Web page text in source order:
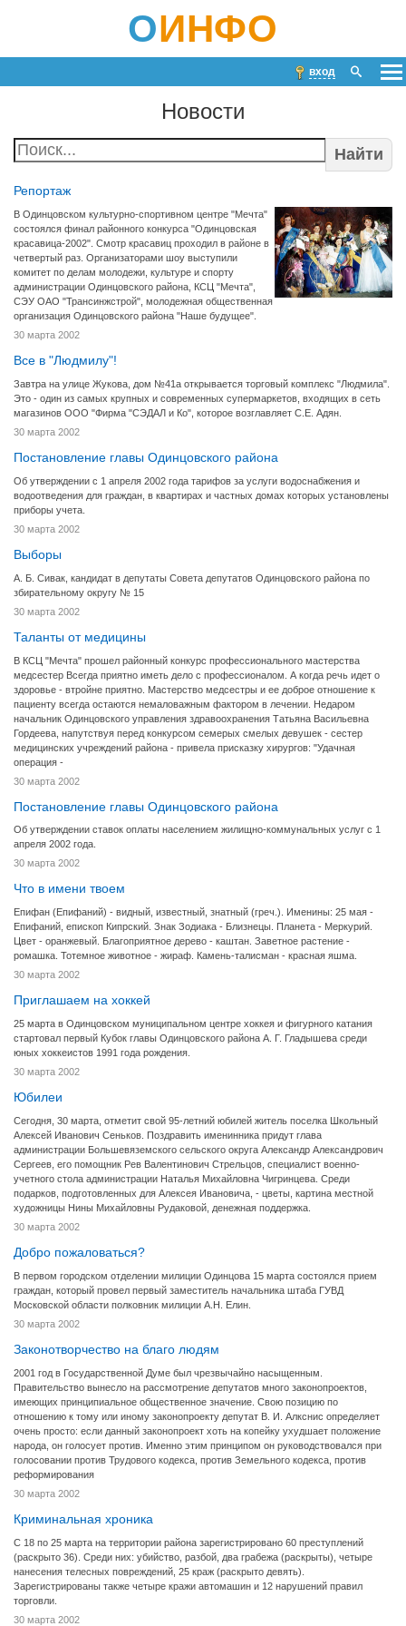
ОИНФО
вход
Новости
Найти
Репортаж
В Одинцовском культурно-спортивном центре "Мечта"
состоялся финал районного конкурса "Одинцовская
красавица-2002". Смотр красавиц проходил в районе в
четвертый раз. Организаторами шоу выступили
комитет по делам молодежи, культуре и спорту
администрации Одинцовского района, КСЦ "Мечта",
СЭУ ОАО "Трансинжстрой", молодежная общественная
организация Одинцовского района "Наше будущее".
30 марта 2002
Все в "Людмилу"!
Завтра на улице Жукова, дом №41а открывается торговый комплекс "Людмила".
Это - один из самых крупных и современных супермаркетов, входящих в сеть
магазинов ООО "Фирма "СЭДАЛ и Ко", которое возглавляет С.Е. Адян.
30 марта 2002
Постановление главы Одинцовского района
Об утверждении с 1 апреля 2002 года тарифов за услуги водоснабжения и
водоотведения для граждан, в квартирах и частных домах которых установлены
приборы учета.
30 марта 2002
Выборы
А. Б. Сивак, кандидат в депутаты Совета депутатов Одинцовского района по
збирательному округу № 15
30 марта 2002
Таланты от медицины
В КСЦ "Мечта" прошел районный конкурс профессионального мастерства
медсестер Всегда приятно иметь дело с профессионалом. А когда речь идет о
здоровье - втройне приятно. Мастерство медсестры и ее доброе отношение к
пациенту всегда остаются немаловажным фактором в лечении. Недаром
начальник Одинцовского управления здравоохранения Татьяна Васильевна
Гордеева, напутствуя перед конкурсом семерых смелых девушек - сестер
медицинских учреждений района - привела присказку хирургов: "Удачная
операция -
30 марта 2002
Постановление главы Одинцовского района
Об утверждении ставок оплаты населением жилищно-коммунальных услуг с 1
апреля 2002 года.
30 марта 2002
Что в имени твоем
Епифан (Епифаний) - видный, известный, знатный (греч.). Именины: 25 мая -
Епифаний, епископ Кипрский. Знак Зодиака - Близнецы. Планета - Меркурий.
Цвет - оранжевый. Благоприятное дерево - каштан. Заветное растение -
ромашка. Тотемное животное - жираф. Камень-талисман - красная яшма.
30 марта 2002
Приглашаем на хоккей
25 марта в Одинцовском муниципальном центре хоккея и фигурного катания
стартовал первый Кубок главы Одинцовского района А. Г. Гладышева среди
юных хоккеистов 1991 года рождения.
30 марта 2002
Юбилеи
Сегодня, 30 марта, отметит свой 95-летний юбилей житель поселка Школьный
Алексей Иванович Сеньков. Поздравить именинника придут глава
администрации Большевяземского сельского округа Александр Александрович
Сергеев, его помощник Рев Валентинович Стрельцов, специалист военно-
учетного стола администрации Наталья Михайловна Чигринцева. Среди
подарков, подготовленных для Алексея Ивановича, - цветы, картина местной
художницы Нины Михайловны Рудаковой, денежная поддержка.
30 марта 2002
Добро пожаловаться?
В первом городском отделении милиции Одинцова 15 марта состоялся прием
граждан, который провел первый заместитель начальника штаба ГУВД
Московской области полковник милиции А.Н. Елин.
30 марта 2002
Законотворчество на благо людям
2001 год в Государственной Думе был чрезвычайно насыщенным.
Правительство вынесло на рассмотрение депутатов много законопроектов,
имеющих принципиальное общественное значение. Свою позицию по
отношению к тому или иному законопроекту депутат В. И. Алкснис определяет
очень просто: если данный законопроект хоть на копейку ухудшает положение
народа, он голосует против. Именно этим принципом он руководствовался при
голосовании против Трудового кодекса, против Земельного кодекса, против
реформирования
30 марта 2002
Криминальная хроника
С 18 по 25 марта на территории района зарегистрировано 60 преступлений
(раскрыто 36). Среди них: убийство, разбой, два грабежа (раскрыты), четыре
нанесения телесных повреждений, 25 краж (раскрыто девять).
Зарегистрированы также четыре кражи автомашин и 12 нарушений правил
торговли.
30 марта 2002